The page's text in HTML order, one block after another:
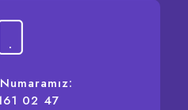
02 47